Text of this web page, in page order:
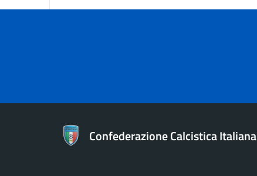
Confederazione Calcistica Italiana